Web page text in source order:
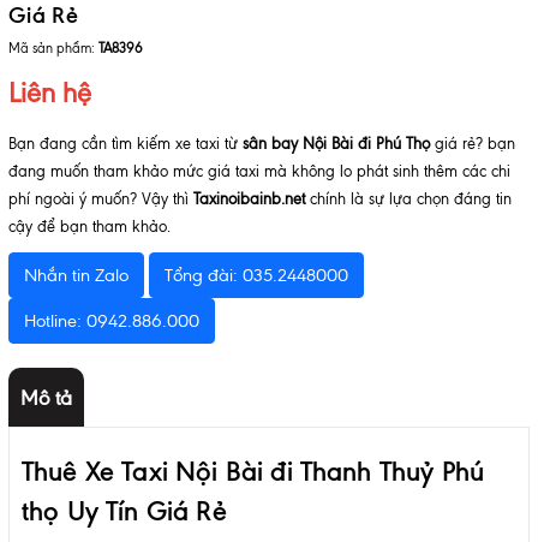
Giá Rẻ
Mã sản phẩm: TA8396
Liên hệ
Bạn đang cần tìm kiếm xe taxi từ sân bay Nội Bài đi Phú Thọgiá rẻ? bạn
đang muốn tham khảo mức giá taxi mà không lo phát sinh thêm các chi
phí ngoài ý muốn? Vậy thì Taxinoibainb.netchính là sự lựa chọn đáng tin
cậy để bạn tham khảo.
Nhắn tin Zalo Tổng đài: 035.2448000
Hotline: 0942.886.000
Mô tả
Thuê Xe Taxi Nội Bài đi Thanh Thuỷ Phú
thọ Uy Tín Giá Rẻ